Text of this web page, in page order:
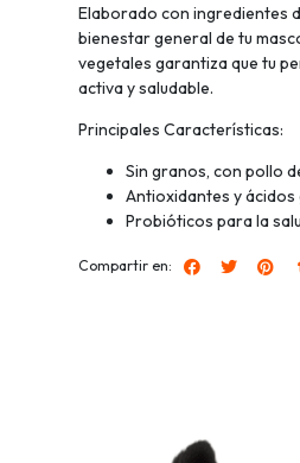
Elaborado con ingredientes
bienestar general de tu
vegetales garantiza que tu
activa y saludable.
Principales Características:
Sin granos, con pollo
Antioxidantes y
Probióticos para la
Compartir en: